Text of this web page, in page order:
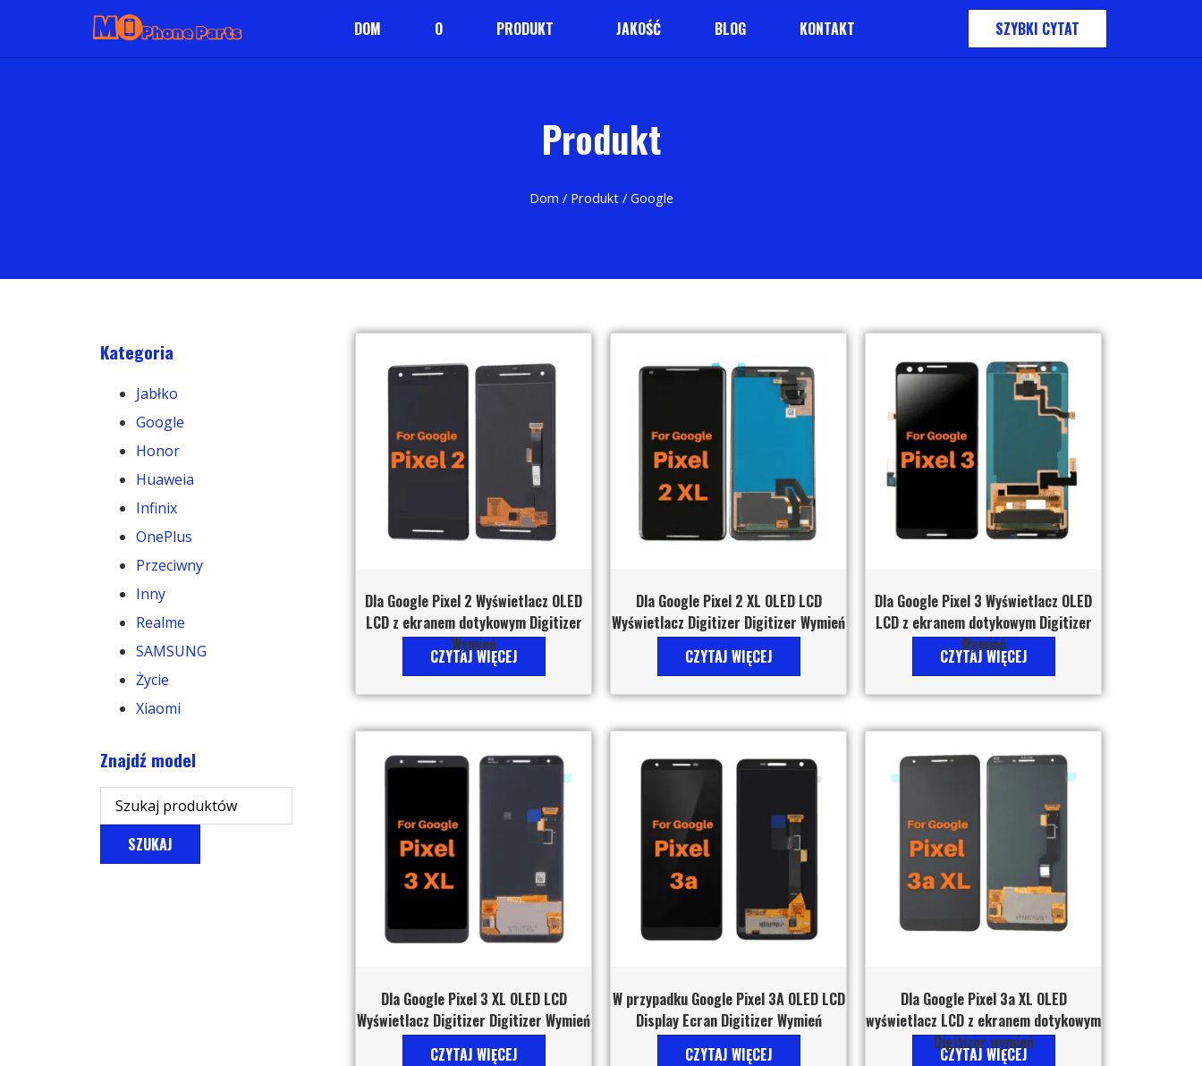
DOM O PRODUKT JAKOŚĆ BLOG KONTAKT SZYBKI CYTAT
Produkt
Dom / Produkt/ Google
Kategoria
Jabłko
Google
Honor
Huaweia
Infinix
OnePlus
Przeciwny
Inny
Realme
SAMSUNG
Życie
Xiaomi
Znajdź model
SZUKAJ
Dla Google Pixel 2 Wyświetlacz OLED
LCD z ekranem dotykowym Digitizer
Wymień
CZYTAJ WIĘCEJ
Dla Google Pixel 2 XL OLED LCD
Wyświetlacz Digitizer Digitizer Wymień
CZYTAJ WIĘCEJ
Dla Google Pixel 3 Wyświetlacz OLED
LCD z ekranem dotykowym Digitizer
Wymień
CZYTAJ WIĘCEJ
Dla Google Pixel 3 XL OLED LCD
Wyświetlacz Digitizer Digitizer Wymień
CZYTAJ WIĘCEJ
W przypadku Google Pixel 3A OLED LCD
Display Ecran Digitizer Wymień
CZYTAJ WIĘCEJ
Dla Google Pixel 3a XL OLED
wyświetlacz LCD z ekranem dotykowym
Digitizer wymień
CZYTAJ WIĘCEJ